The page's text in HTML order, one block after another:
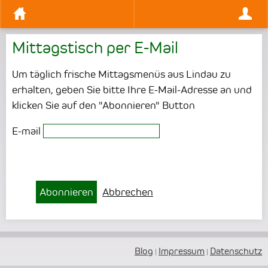
Mittagstisch per E-Mail
Um täglich frische Mittagsmenüs aus Lindau zu
erhalten, geben Sie bitte Ihre E-Mail-Adresse an und
klicken Sie auf den "Abonnieren" Button
E-mail
Abonnieren Abbrechen
Blog | Impressum | Datenschutz